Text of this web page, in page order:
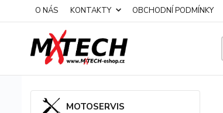
O NÁS KONTAKTY OBCHODNÍ PODMÍNKY
MOTOSERVIS